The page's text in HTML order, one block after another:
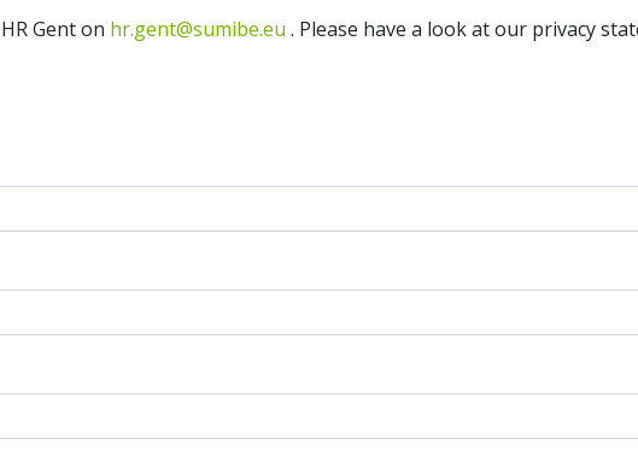
Gent on hr.gent@sumibe.eu . Please have a look at our privacy